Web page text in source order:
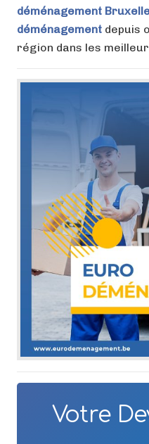
déménagement
déménagement depuis
région dans les
Votre